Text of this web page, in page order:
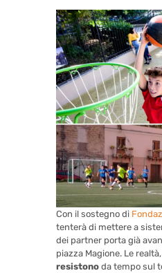
Con il sostegno di
tenterà di mettere a
dei partner porta già
piazza Magione. Le
resistonoda tempo sul